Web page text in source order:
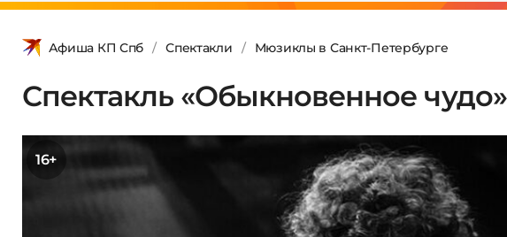
Афиша КП Спб Спектакли Мюзиклы в Санкт-Петербурге
Спектакль «Обыкновенное чудо»
16+